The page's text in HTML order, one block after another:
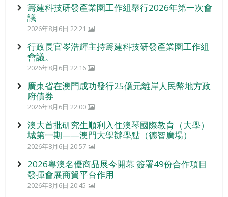
籌建科技研發產業園工作組舉行2026年第一次會
議
2026年8月6日 22:21
行政長官岑浩輝主持籌建科技研發產業園工作組
會議。
2026年8月6日 22:16
廣東省在澳門成功發行25億元離岸人民幣地方政
府債券
2026年8月6日 22:00
澳大首批研究生順利入住澳琴國際教育（大學）
城第一期——澳門大學辦學點（德智廣場）
2026年8月6日 20:57
2026粵澳名優商品展今開幕 簽署49份合作項目
發揮會展商貿平台作用
2026年8月6日 20:45